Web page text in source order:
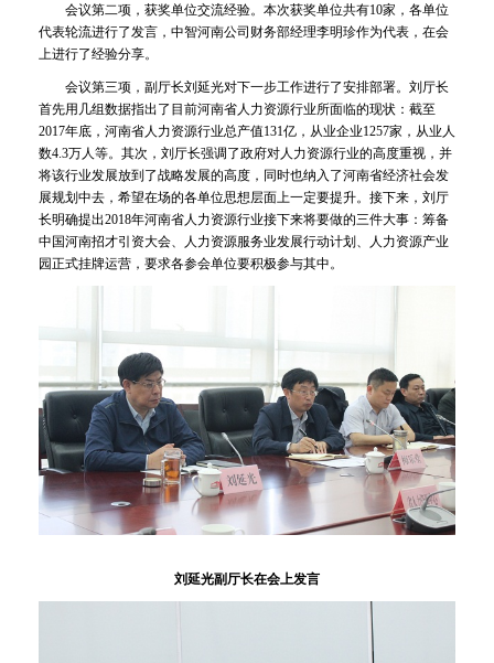
会议第二项，获奖单位交流经验。本次获奖单位共有10家，各单位
代表轮流进行了发言，中智河南公司财务部经理李明珍作为代表，在会
上进行了经验分享。
会议第三项，副厅长刘延光对下一步工作进行了安排部署。刘厅长
首先用几组数据指出了目前河南省人力资源行业所面临的现状：截至
2017年底，河南省人力资源行业总产值131亿，从业企业1257家，从业人
数4.3万人等。其次，刘厅长强调了政府对人力资源行业的高度重视，并
将该行业发展放到了战略发展的高度，同时也纳入了河南省经济社会发
展规划中去，希望在场的各单位思想层面上一定要提升。接下来，刘厅
长明确提出2018年河南省人力资源行业接下来将要做的三件大事：筹备
中国河南招才引资大会、人力资源服务业发展行动计划、人力资源产业
园正式挂牌运营，要求各参会单位要积极参与其中。
刘延光副厅长在会上发言